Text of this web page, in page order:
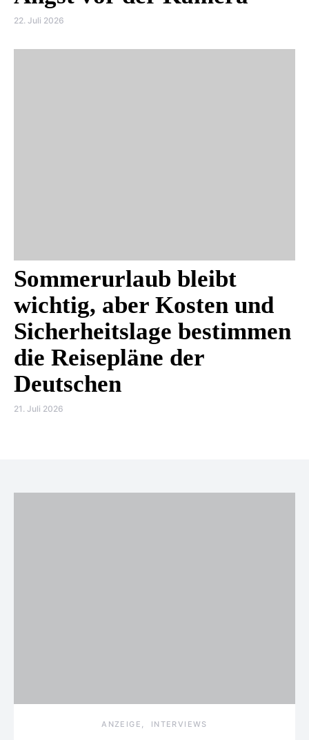
22. Juli 2026
Sommerurlaub bleibt
wichtig, aber Kosten und
Sicherheitslage bestimmen
die Reisepläne der
Deutschen
21. Juli 2026
ANZEIGE INTERVIEWS